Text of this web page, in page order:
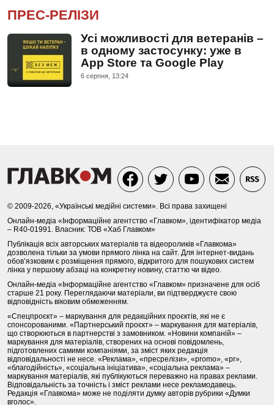
ПРЕС-РЕЛІЗИ
Усі можливості для ветеранів –
в одному застосунку: уже в
App Store та Google Play
6 серпня, 13:24
© 2009-2026, «Українські медійні системи». Всі права захищені
Онлайн-медіа «Інформаційне агентство «Главком», ідентифікатор медіа
– R40-01991. Власник: ТОВ «Хаб Главком»
Публікація всіх авторських матеріалів та відеороликів «Главкома»
дозволена тільки за умови прямого лінка на сайт. Для інтернет-видань
обов’язковим є розміщення прямого, відкритого для пошукових систем
лінка у першому абзаці на конкретну новину, статтю чи відео.
Онлайн-медіа «Інформаційне агентство «Главком» призначене для осіб
старше 21 року. Переглядаючи матеріали, ви підтверджуєте свою
відповідність віковим обмеженням.
«Спецпроєкт» – маркування для редакційних проєктів, які не є
спонсорованими. «Партнерський проєкт» – маркування для матеріалів,
що створюються в партнерстві з замовником. «Новини компаній» –
маркування для матеріалів, створених на основі повідомлень,
підготовлених самими компаніями, за зміст яких редакція
відповідальності не несе. «Реклама», «пресрелізи», «promo», «pr»,
«благодійність», «соціальна ініціатива», «соціальна реклама» –
маркування матеріалів, які публікуються переважно на правах реклами.
Відповідальність за точність і зміст реклами несе рекламодавець.
Редакція «Главкома» може не поділяти думку авторів рубрики «Думки
вголос».